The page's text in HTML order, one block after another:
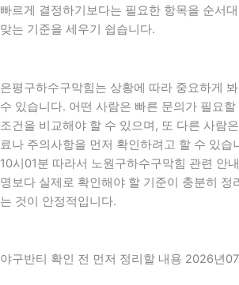
빠르게 결정하기보다는 필요한 항목을 순서
맞는 기준을 세우기 쉽습니다.
은평구하수구막힘는 상황에 따라 중요하게
수 있습니다. 어떤 사람은 빠른 문의가 필요
조건을 비교해야 할 수 있으며, 또 다른 사람
료나 주의사항을 먼저 확인하려고 할 수 있
10시01분 따라서 노원구하수구막힘 관련 안
명보다 실제로 확인해야 할 기준이 충분히 정
는 것이 안정적입니다.
야구반티 확인 전 먼저 정리할 내용 2026년